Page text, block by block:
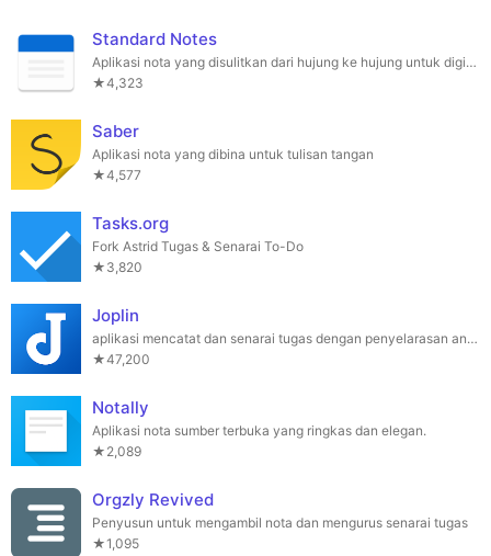
Standard Notes
Aplikasi nota yang disulitkan dari hujung ke hujung untuk digitalis dan profesional.
★4,323
Saber
Aplikasi nota yang dibina untuk tulisan tangan
★4,577
Tasks.org
Fork Astrid Tugas & Senarai To-Do
★3,820
Joplin
aplikasi mencatat dan senarai tugas dengan penyelarasan antara Linux, macOS, Windows, dan mudah alih
★47,200
Notally
Aplikasi nota sumber terbuka yang ringkas dan elegan.
★2,089
Orgzly Revived
Penyusun untuk mengambil nota dan mengurus senarai tugas
★1,095